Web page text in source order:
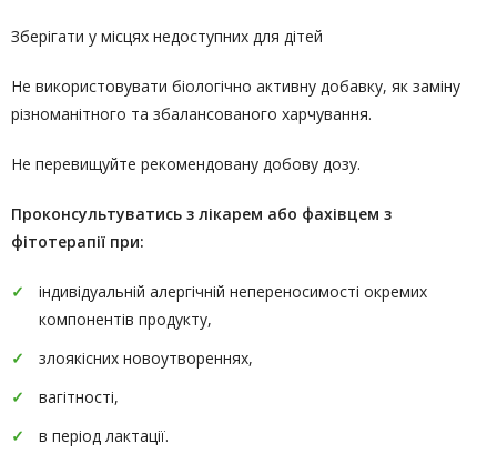
Зберігати у місцях недоступних для дітей
Не використовувати біологічно активну добавку, як заміну
різноманітного та збалансованого харчування.
Не перевищуйте рекомендовану добову дозу.
Проконсультуватись з лікарем або фахівцем з
фітотерапії при:
індивідуальній алергічній непереносимості окремих
компонентів продукту,
злоякісних новоутвореннях,
вагітності,
в період лактації.